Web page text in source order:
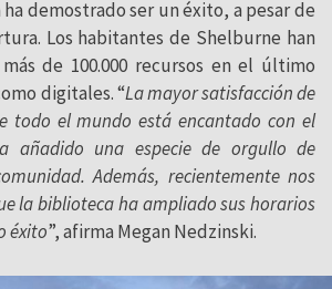
ha demostrado ser un éxito, a pesar de
Los habitantes de Shelburne han
de 100.000 recursos en el último
digitales. “La mayor satisfacción de
todo el mundo está encantado con el
añadido una especie de orgullo de
Además, recientemente nos
la biblioteca ha ampliado sus horarios
éxito”, afirma Megan Nedzinski.